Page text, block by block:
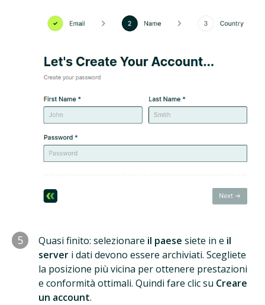
5 Quasi finito: selezionare il paese siete in e il
server i dati devono essere archiviati. Scegliete
la posizione più vicina per ottenere prestazioni
e conformità ottimali. Quindi fare clic su Creare
un account.